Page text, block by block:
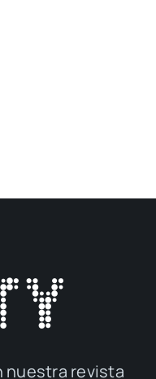
nues­tra revis­ta